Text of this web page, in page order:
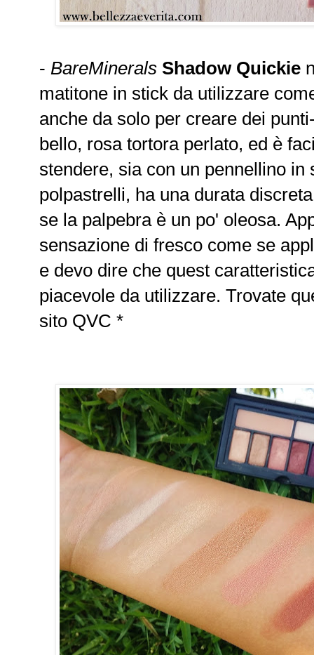
- BareMinerals Shadow Quickie
matitone in stick da utilizzare
anche da solo per creare dei
bello, rosa tortora perlato, ed è
stendere, sia con un pennellino in
polpastrelli, ha una durata
se la palpebra è un po' oleosa.
sensazione di fresco come se
e devo dire che quest
piacevole da utilizzare. Trovate
sito QVC *